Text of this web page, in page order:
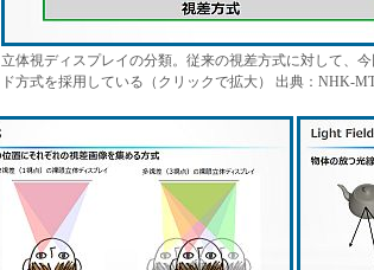
立体視ディスプレイの分類。従来の視差方式に対して、
ド方式を採用している（クリックで拡大） 出典：NHK-